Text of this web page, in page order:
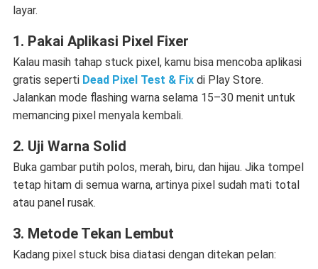
layar.
1. Pakai Aplikasi Pixel Fixer
Kalau masih tahap stuck pixel, kamu bisa mencoba aplikasi
gratis seperti Dead Pixel Test & Fixdi Play Store.
Jalankan mode flashing warna selama 15–30 menit untuk
memancing pixel menyala kembali.
2. Uji Warna Solid
Buka gambar putih polos, merah, biru, dan hijau. Jika tompel
tetap hitam di semua warna, artinya pixel sudah mati total
atau panel rusak.
3. Metode Tekan Lembut
Kadang pixel stuck bisa diatasi dengan ditekan pelan: